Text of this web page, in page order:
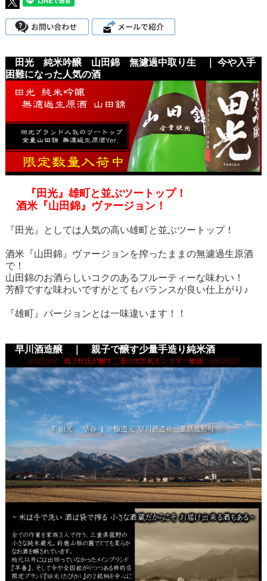
田光 純米吟醸 山田錦 無濾過中取り生 ｜ 今や入手
困難になった人気の酒
『田光』雄町と並ぶツートップ！
酒米『山田錦』ヴァージョン！
『田光』としては人気の高い雄町と並ぶツートップ！
酒米『山田錦』ヴァージョンを搾ったままの無濾過生原酒
で！
山田錦のお酒らしいコクのあるフルーティーな味わい！
芳醇ですな味わいですがとてもバランスが良い仕上がり♪
『雄町』バージョンとは一味違います！！
早川酒造醸 ｜ 親子で醸す少量手造り純米酒